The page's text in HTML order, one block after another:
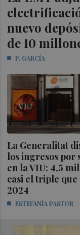
nuevo
de 10
P. GARCÍA
La Generalitat
los ingresos por
en la VIU: 4,5
casi el triple que
2024
ESTEFANÍA PASTOR